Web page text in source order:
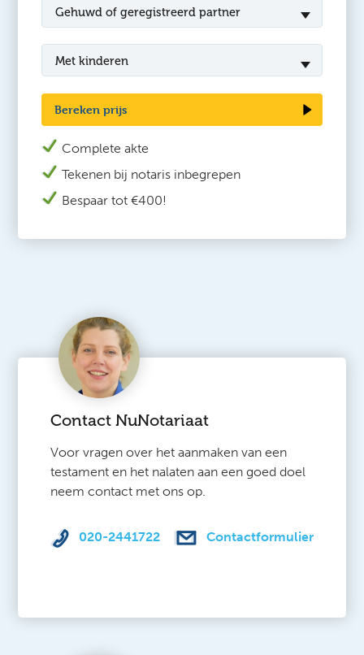
Gehuwd of geregistreerd partner
Met kinderen
Bereken prijs
Complete akte
Tekenen bij notaris inbegrepen
Bespaar tot €400!
Contact NuNotariaat
Voor vragen over het aanmaken van een
testament en het nalaten aan een goed doel
neem contact met ons op.
020-2441722 Contactformulier